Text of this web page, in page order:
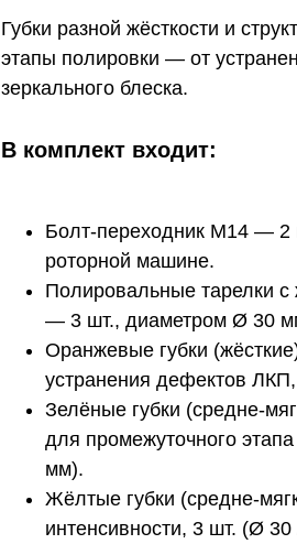
Губки разной жёсткости и
этапы полировки — от
зеркального блеска.
В комплект входит:
Болт-переходник М14 — 2
роторной машине.
Полировальные тарелки
— 3 шт., диаметром Ø 30
Оранжевые губки
устранения дефектов
Зелёные губки (средне-
для промежуточного
мм).
Жёлтые губки (средне-
интенсивности, 3 шт. (Ø